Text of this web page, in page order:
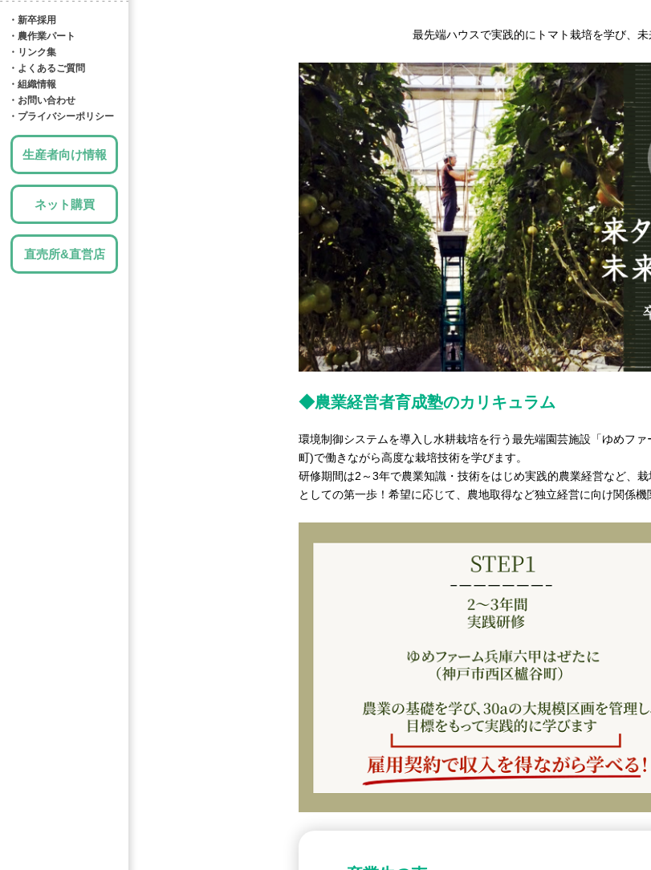
・新卒採用
・農作業パート
・リンク集
・よくあるご質問
・組織情報
・お問い合わせ
・プライバシーポリシー
生産者向け情報
ネット購買
直売所&直営店
最先端ハウスで実践的にトマト栽培を学び、未
◆農業経営者育成塾のカリキュラム
環境制御システムを導入し水耕栽培を行う最先端園芸施設「ゆめフ
町)で働きながら高度な栽培技術を学びます。
研修期間は2～3年で農業知識・技術をはじめ実践的農業経営など、
としての第一歩！希望に応じて、農地取得など独立経営に向け関係機